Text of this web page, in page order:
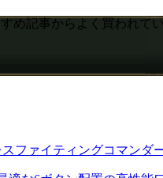
め記事からよく買われて
ファイティングコマンダ